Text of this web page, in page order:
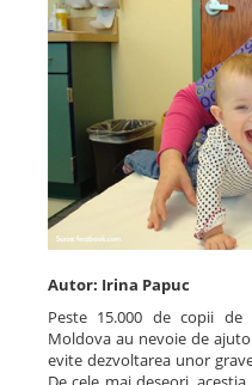
Școala E-Sănătate
SanoTeca
Autor: Irina Papuc
Peste 15.000 de copii
Moldova au nevoie de
evite dezvoltarea unor